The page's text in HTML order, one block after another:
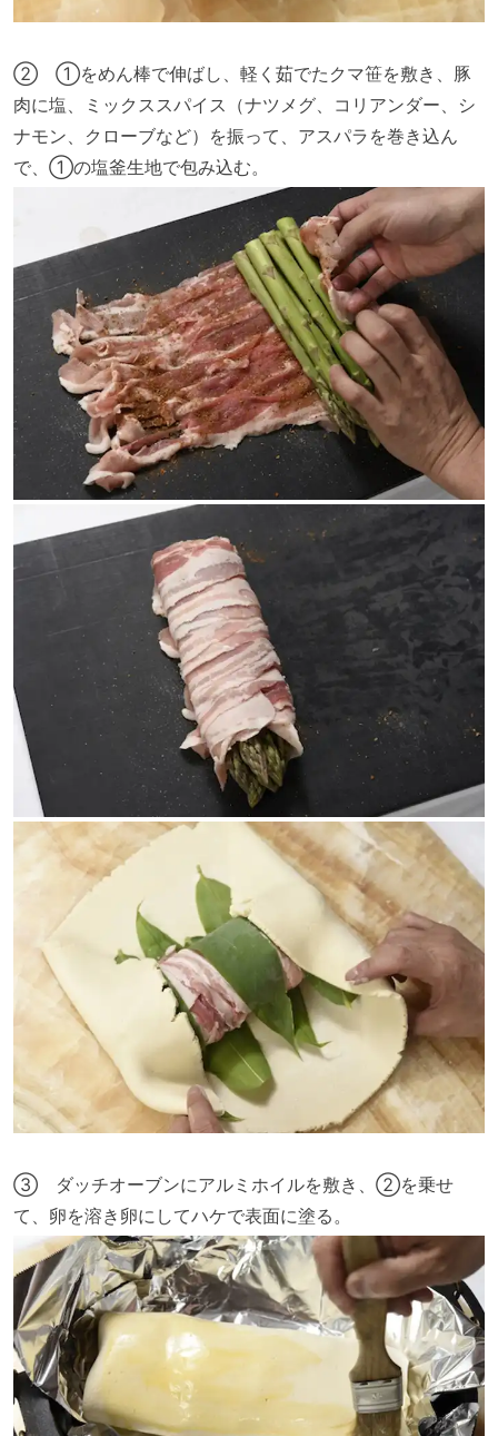
② ①をめん棒で伸ばし、軽く茹でたクマ笹を敷き、豚
肉に塩、ミックススパイス（ナツメグ、コリアンダー、シ
ナモン、クローブなど）を振って、アスパラを巻き込ん
で、①の塩釜生地で包み込む。
③ ダッチオーブンにアルミホイルを敷き、②を乗せ
て、卵を溶き卵にしてハケで表面に塗る。